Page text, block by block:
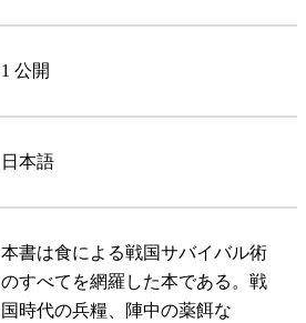
1 公開
日本語
本書は食による戦国サバイバル術
のすべてを網羅した本である。戦
国時代の兵糧、陣中の薬餌な